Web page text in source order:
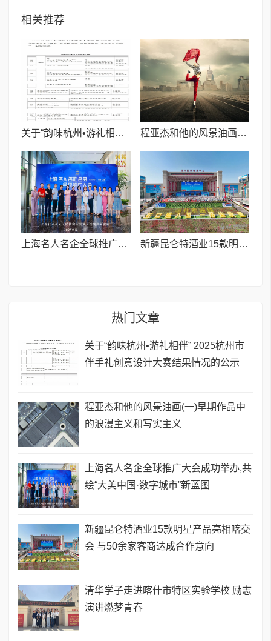
相关推荐
关于“韵味杭州•游礼相伴” 2025杭州市伴手礼创意设计大赛结果情况的公示 程亚杰和他的风景油画(一)早期作品中的浪漫主义和写实主义
上海名人名企全球推广大会成功举办,共绘“大美中国·数字城市”新蓝图 新疆昆仑特酒业15款明星产品亮相喀交会 与50余家客商达成合作意向
热门文章
关于“韵味杭州•游礼相伴” 2025杭州市
伴手礼创意设计大赛结果情况的公示
程亚杰和他的风景油画(一)早期作品中
的浪漫主义和写实主义
上海名人名企全球推广大会成功举办,共
绘“大美中国·数字城市”新蓝图
新疆昆仑特酒业15款明星产品亮相喀交
会 与50余家客商达成合作意向
清华学子走进喀什市特区实验学校 励志
演讲燃梦青春